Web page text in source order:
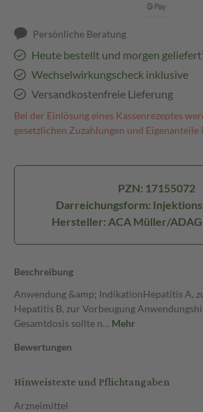
Persönliche Beratung
Heute bestellt und morgen
Wechselwirkungscheck inklusive
Versandkostenfreie Lieferung
Bei der Einlösung eines Kassenrezeptes
gesetzlichen Zuzahlungen und Eigenanteile
PZN: 17155072
Darreichungsform:
Hersteller: ACA Müller/ADAG
Beschreibung
Anwendung &amp; IndikationHepatitis A,
Hepatitis B, zur Vorbeugung
Gesamtdosis sollte n… Mehr
Bewertungen
Hinweistexte und Pflichtangaben
Arzneimittel